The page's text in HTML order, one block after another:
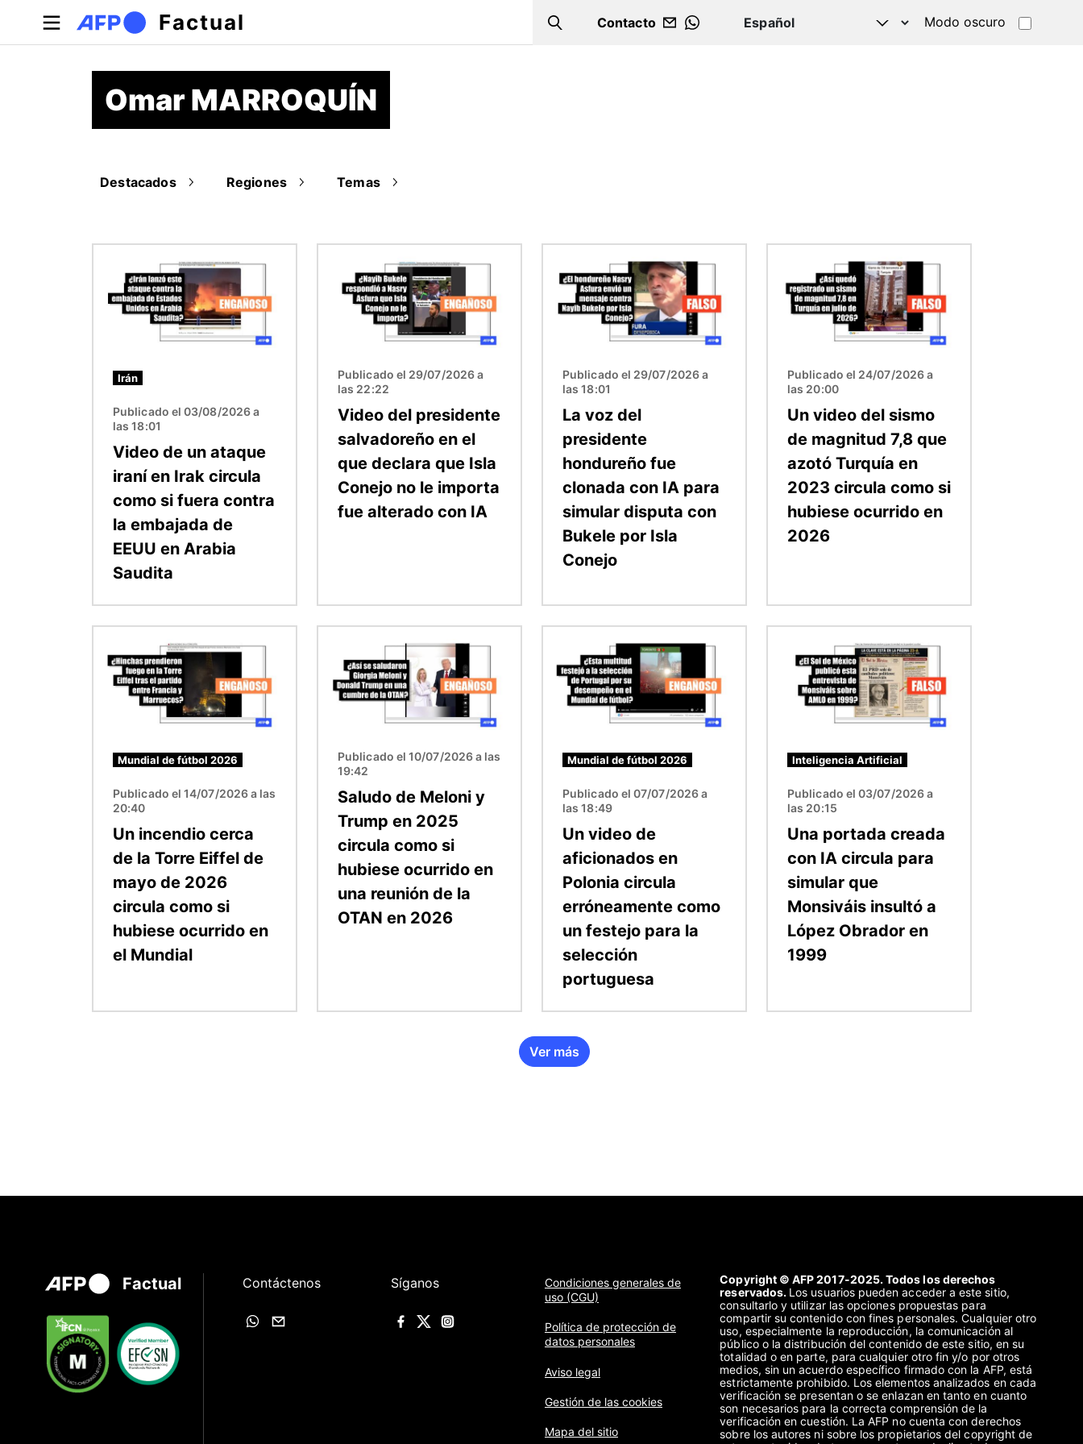
Pasar al contenido principal
Factual Search
Contacto
WHATSAPP
Modo oscuro
Omar MARROQUÍN
Destacados Regiones Temas
Irán
Publicado el 03/08/2026 a
las 18:01
Video de un ataque
iraní en Irak circula
como si fuera contra
la embajada de
EEUU en Arabia
Saudita
Publicado el 29/07/2026 a
las 22:22
Video del presidente
salvadoreño en el
que declara que Isla
Conejo no le importa
fue alterado con IA
Publicado el 29/07/2026 a
las 18:01
La voz del
presidente
hondureño fue
clonada con IA para
simular disputa con
Bukele por Isla
Conejo
Publicado el 24/07/2026 a
las 20:00
Un video del sismo
de magnitud 7,8 que
azotó Turquía en
2023 circula como si
hubiese ocurrido en
2026
Mundial de fútbol 2026
Publicado el 14/07/2026 a las
20:40
Un incendio cerca
de la Torre Eiffel de
mayo de 2026
circula como si
hubiese ocurrido en
el Mundial
Publicado el 10/07/2026 a las
19:42
Saludo de Meloni y
Trump en 2025
circula como si
hubiese ocurrido en
una reunión de la
OTAN en 2026
Mundial de fútbol 2026
Publicado el 07/07/2026 a
las 18:49
Un video de
aficionados en
Polonia circula
erróneamente como
un festejo para la
selección
portuguesa
Inteligencia Artificial
Publicado el 03/07/2026 a
las 20:15
Una portada creada
con IA circula para
simular que
Monsiváis insultó a
López Obrador en
1999
Ver más
Factual Contáctenos Síganos
Condiciones generales de
uso (CGU)
Política de protección de
datos personales
Aviso legal
Gestión de las cookies
Mapa del sitio
Copyright © AFP 2017-2025. Todos los derechos
reservados. Los usuarios pueden acceder a este sitio,
consultarlo y utilizar las opciones propuestas para
compartir su contenido con fines personales. Cualquier otro
uso, especialmente la reproducción, la comunicación al
público o la distribución del contenido de este sitio, en su
totalidad o en parte, para cualquier otro fin y/o por otros
medios, sin un acuerdo específico firmado con la AFP, está
estrictamente prohibido. Los elementos analizados en cada
verificación se presentan o se enlazan en tanto en cuanto
son necesarios para la correcta comprensión de la
verificación en cuestión. La AFP no cuenta con derechos
sobre los autores ni sobre los propietarios del copyright de